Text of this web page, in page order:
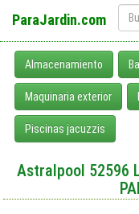
ParaJardin.com
Almacenamiento
Maquinaria exterior
Piscinas jacuzzis
Astralpool 52596